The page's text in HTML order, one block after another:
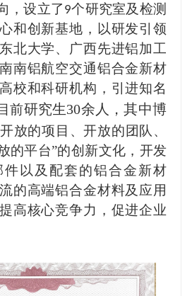
，设立了 9个研究室及检测
和创新基地，以研发引领
北大学、广西先进铝加工
南铝航空交通铝合金新材
高校和科研机构，引进知名
前研究生30余人，其中博
放的项目、开放的团队、
的平台”的创新文化，开发
以及配套的铝合金新材
的高端铝合金材料及应用
高核心竞争力，促进企业